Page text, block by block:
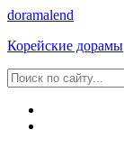
doramalend
Корейские дорамы